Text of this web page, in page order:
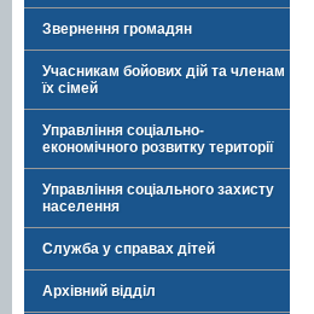
Звернення громадян
Учасникам бойових дій та членам
їх сімей
Управління соціально-
економічного розвитку території
Управління соціального захисту
населення
Служба у справах дітей
Архівний відділ